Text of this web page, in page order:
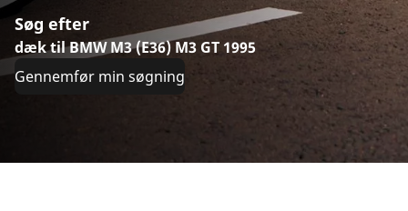
Søg efter
dæk til BMW M3 (E36) M3 GT 1995
Gennemfør min søgning